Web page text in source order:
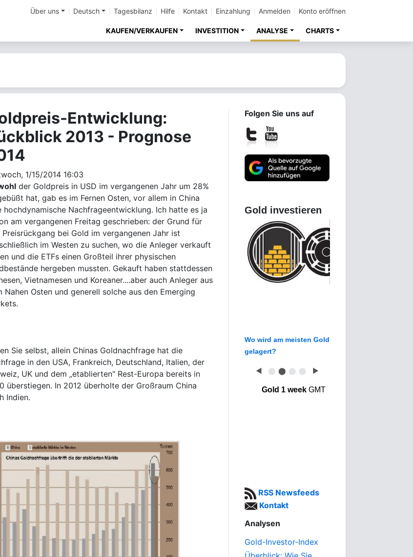
Über uns Deutsch Tagesbilanz Hilfe Kontakt Einzahlung Anmelden Konto eröffnen
KAUFEN/VERKAUFEN INVESTITION ANALYSE CHARTS
Entwicklung:
2013 - Prognose
1/15/2014 16:03
der Goldpreis in USD im vergangenen Jahr um 28%
hat, gab es im Fernen Osten, vor allem in China
hochdynamische Nachfrageentwicklung. Ich hatte es ja
am vergangenen Freitag geschrieben: der Grund für
Preisrückgang bei Gold im vergangenen Jahr ist
im Westen zu suchen, wo die Anleger verkauft
und die ETFs einen Großteil ihrer physischen
hergeben mussten. Gekauft haben stattdessen
Vietnamesen und Koreaner....aber auch Anleger aus
Nahen Osten und generell solche aus den Emerging
Sie selbst, allein Chinas Goldnachfrage hat die
in den USA, Frankreich, Deutschland, Italien, der
UK und dem „etablierten" Rest-Europa bereits in
überstiegen. In 2012 überholte der Großraum China
Indien.
Folgen Sie uns auf
Gold investieren
Wo wird am meisten Gold
gelagert?
◀ ⬤ ⬤ ⬤ ⬤ ▶
Gold 1 weekGMT
RSS Newsfeeds
Kontakt
Analysen
Gold-Investor-Index